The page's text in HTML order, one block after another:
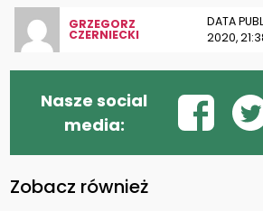
GRZEGORZ
CZERNIECKI
DATA
2020,
Nasze social
media:
Zobacz również